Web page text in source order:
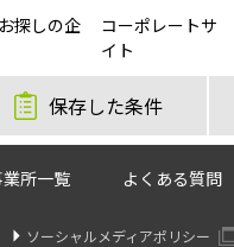
探しの企
コーポレートサ
イト
保存した条件
勤の固定シフト【最高時給
所一覧 よくある質問
ソーシャルメディアポリシー